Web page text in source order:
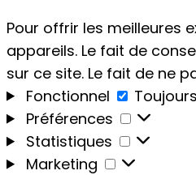
Pour offrir les meilleures
appareils. Le fait de
sur ce site. Le fait de ne
Fonctionnel
Préférences
Statistiques
Marketing
Marketing